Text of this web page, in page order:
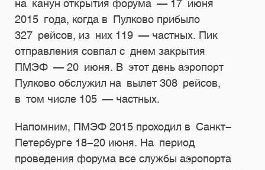
на канун открытия форума — 17 июня
2015 года, когда в Пулково прибыло
327 рейсов, из них 119 — частных. Пик
отправления совпал с днем закрытия
ПМЭФ — 20 июня. В этот день аэропорт
Пулково обслужил на вылет 308 рейсов,
в том числе 105 — частных.
Напомним, ПМЭФ 2015 проходил в Санкт-
Петербурге 18-20 июня. На период
проведения форума все службы аэропорта